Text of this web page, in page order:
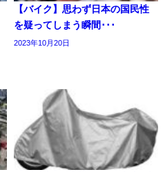
【バイク】思わず日本の国民性
を疑ってしまう瞬間･･･
2023年10月20日